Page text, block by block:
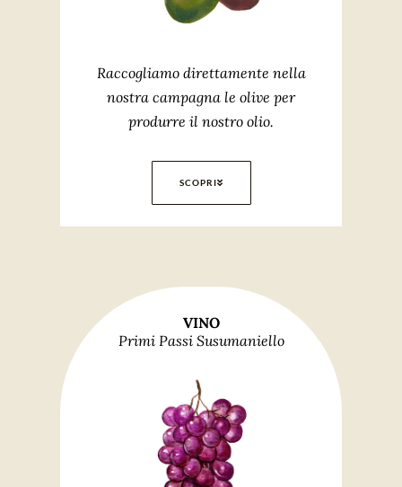
Raccogliamo direttamente nella
nostra campagna le olive per
produrre il nostro olio.
SCOPRI
VINO
Primi Passi Susumaniello